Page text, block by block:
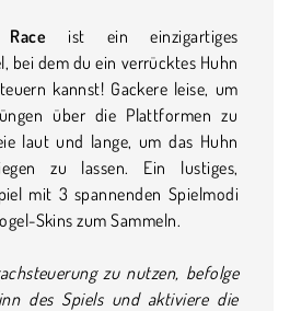
ist ein einzigartiges
bei dem du ein verrücktes Huhn
kannst! Gackere leise, um
über die Plattformen zu
laut und lange, um das Huhn
zu lassen. Ein lustiges,
mit 3 spannenden Spielmodi
Skins zum Sammeln.
zu nutzen, befolge
des Spiels und aktiviere die